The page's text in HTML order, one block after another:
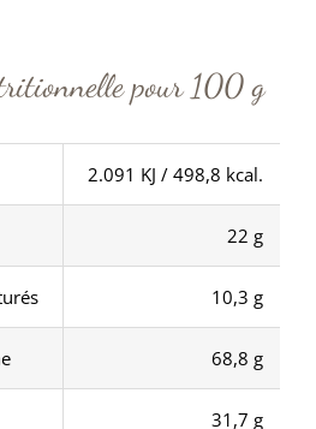
pour 100 g
2.091 KJ / 498,8 kcal.
22 g
10,3 g
68,8 g
31,7 g